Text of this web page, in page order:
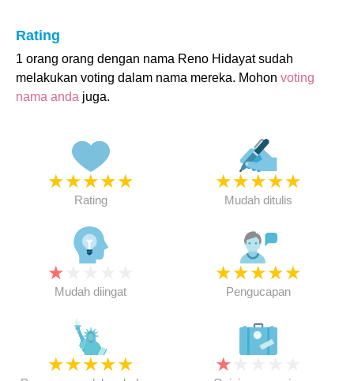
Rating
1 orang orang dengan nama Reno Hidayat sudah
melakukan voting dalam nama mereka. Mohon voting
nama anda juga.
★★★★★
Rating
★★★★★
Mudah ditulis
★
Mudah diingat
★★★★★
Pengucapan
★★★★★ ★